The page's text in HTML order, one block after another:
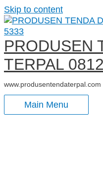
Skip to content
PRODUSEN
TERPAL
www.produsentendaterpal.com
Main Menu